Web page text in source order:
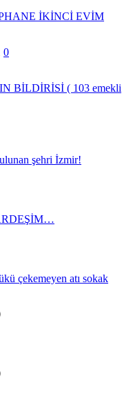
İKİNCİ EVİM
0
BİLDİRİSİ ( 103 emekli
şehri İzmir!
çekemeyen atı sokak